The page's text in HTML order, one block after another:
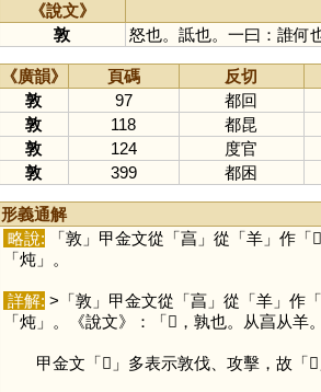
《說文》
敦
怒也。詆也。一曰：誰何
《廣韻》 頁碼 反切
敦
97
都回
敦
118
都昆
敦
124
度官
敦
399 都困
形義通解
略說: 「敦 」甲金文從「亯」從「羊」作「𦎫
「炖」。
詳解: >「敦 」甲金文從「亯」從「羊」作「
「炖」。《說文》：「𦎫，孰也。从亯从羊
甲金文「𦎫 」多表示敦伐、攻擊，故「𦎫